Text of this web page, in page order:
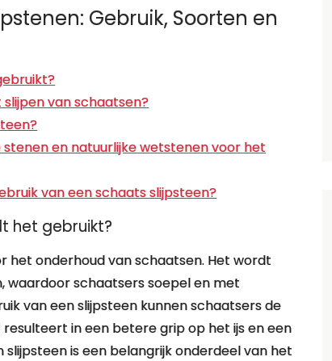
Gebruik, Soorten en
van schaatsen?
en natuurlijke wetstenen voor het
van een schaats slijpsteen?
het gebruikt?
het onderhoud van schaatsen. Het wordt
waardoor schaatsers soepel en met
van een slijpsteen kunnen schaatsers de
in een betere grip op het ijs en een
is een belangrijk onderdeel van het